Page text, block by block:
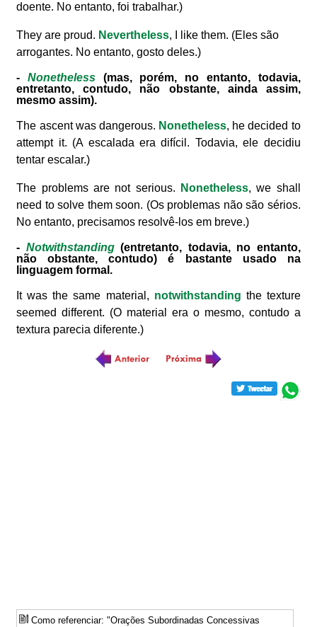
doente. No entanto, foi trabalhar.)
They are proud. Nevertheless, I like them. (Eles são
arrogantes. No entanto, gosto deles.)
-Nonetheless (mas, porém, no entanto, todavia,
entretanto, contudo, não obstante, ainda assim,
mesmo assim).
The ascent was dangerous. Nonetheless, he decided to
attempt it. (A escalada era difícil. Todavia, ele decidiu
tentar escalar.)
The problems are not serious. Nonetheless, we shall
need to solve them soon. (Os problemas não são sérios.
No entanto, precisamos resolvê-los em breve.)
- Notwithstanding(entretanto, todavia, no entanto,
não obstante, contudo) é bastante usado na
linguagem formal.
It was the same material, notwithstanding the texture
seemed different. (O material era o mesmo, contudo a
textura parecia diferente.)
Como referenciar: "Orações Subordinadas Concessivas